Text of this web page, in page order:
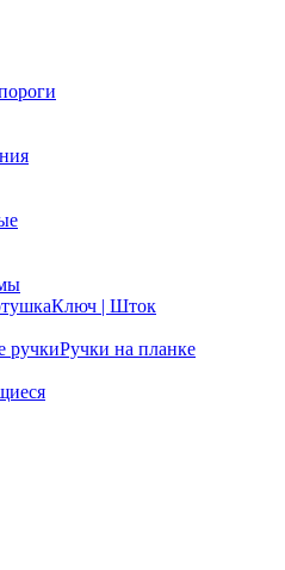
Ключ | Шток
ручкиРучки на планке